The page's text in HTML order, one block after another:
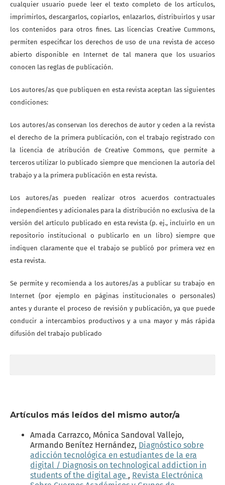
cualquier usuario puede leer el texto completo de los artículos,
imprimirlos, descargarlos, copiarlos, enlazarlos, distribuirlos y usar
los contenidos para otros fines. Las licencias Creative Cummons,
permiten especificar los derechos de uso de una revista de acceso
abierto disponible en Internet de tal manera que los usuarios
conocen las reglas de publicación.
Los autores/as que publiquen en esta revista aceptan las siguientes
condiciones:
Los autores/as conservan los derechos de autor y ceden a la revista
el derecho de la primera publicación, con el trabajo registrado con
la licencia de atribución de Creative Commons, que permite a
terceros utilizar lo publicado siempre que mencionen la autoría del
trabajo y a la primera publicación en esta revista.
Los autores/as pueden realizar otros acuerdos contractuales
independientes y adicionales para la distribución no exclusiva de la
versión del artículo publicado en esta revista (p. ej., incluirlo en un
repositorio institucional o publicarlo en un libro) siempre que
indiquen claramente que el trabajo se publicó por primera vez en
esta revista.
Se permite y recomienda a los autores/as a publicar su trabajo en
Internet (por ejemplo en páginas institucionales o personales)
antes y durante el proceso de revisión y publicación, ya que puede
conducir a intercambios productivos y a una mayor y más rápida
difusión del trabajo publicado
Artículos más leídos del mismo autor/a
Amada Carrazco, Mónica Sandoval Vallejo,
Armando Benítez Hernández, Diagnóstico sobre
adicción tecnológica en estudiantes de la era
digital / Diagnosis on technological addiction in
students of the digital age , Revista Electrónica